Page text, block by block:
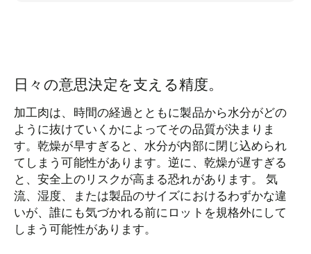
日々の意思決定を支える精度。
加工肉は、時間の経過とともに製品から水分がどの
ように抜けていくかによってその品質が決まりま
す。乾燥が早すぎると、水分が内部に閉じ込められ
てしまう可能性があります。逆に、乾燥が遅すぎる
と、安全上のリスクが高まる恐れがあります。 気
流、湿度、または製品のサイズにおけるわずかな違
いが、誰にも気づかれる前にロットを規格外にして
しまう可能性があります。